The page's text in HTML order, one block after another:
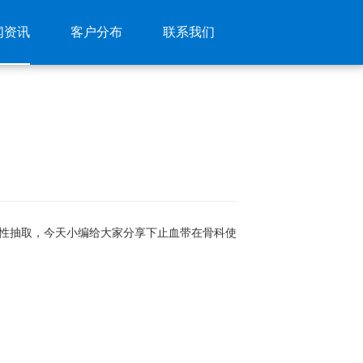
资讯 客户分布 联系我们
抽取，今天小编给大家分享下止血带在骨科使